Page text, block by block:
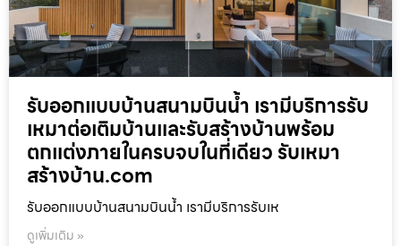
รับออกแบบบ้านสนามบินน้ำ เรามีบริการรับ
เหมาต่อเติมบ้านและรับสร้างบ้านพร้อม
ตกแต่งภายในครบจบในที่เดียว รับเหมา
สร้างบ้าน.com
รับออกแบบบ้านสนามบินน้ำ เรามีบริการรับเห
ดูเพิ่มเติม »